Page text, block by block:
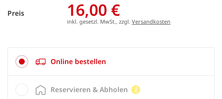
Preis 16,00 €
inkl. gesetzl. MwSt., zzgl. Versandkosten
Online bestellen
Reservieren & Abholen